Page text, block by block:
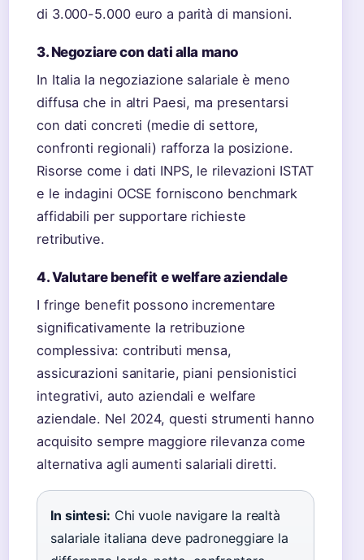
di 3.000-5.000 euro a parità di mansioni.
3. Negoziare con dati alla mano
In Italia la negoziazione salariale è meno
diffusa che in altri Paesi, ma presentarsi
con dati concreti (medie di settore,
confronti regionali) rafforza la posizione.
Risorse come i dati INPS, le rilevazioni ISTAT
e le indagini OCSE forniscono benchmark
affidabili per supportare richieste
retributive.
4. Valutare benefit e welfare aziendale
I fringe benefit possono incrementare
significativamente la retribuzione
complessiva: contributi mensa,
assicurazioni sanitarie, piani pensionistici
integrativi, auto aziendali e welfare
aziendale. Nel 2024, questi strumenti hanno
acquisito sempre maggiore rilevanza come
alternativa agli aumenti salariali diretti.
In sintesi: Chi vuole navigare la realtà
salariale italiana deve padroneggiare la